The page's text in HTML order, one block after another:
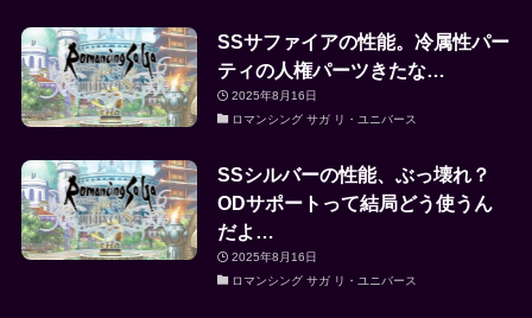
SSサファイアの性能。冷属性パー
ティの人権パーツきたな…
2025年8月16日
ロマンシング サガ リ・ユニバース
SSシルバーの性能、ぶっ壊れ？
ODサポートって結局どう使うん
だよ…
2025年8月16日
ロマンシング サガ リ・ユニバース